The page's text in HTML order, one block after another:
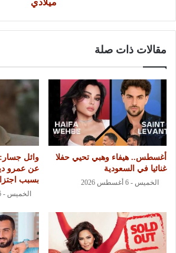
مقالات ذات صلة
أغسطس.. هيفاء وهبي تحيي حفلا
غنائيا في السعودية
الخميس - 6 أغسطس 2026
وائل
عن عمرو
بسبب
الخميس - 6 أغسطس 2026